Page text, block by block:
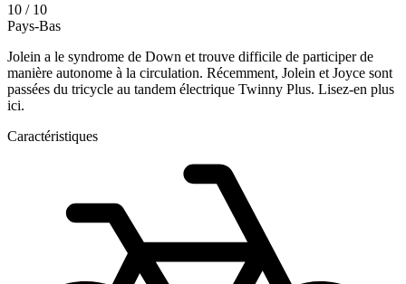
10 / 10
Pays-Bas
Jolein a le syndrome de Down et trouve difficile de participer de
manière autonome à la circulation. Récemment, Jolein et Joyce sont
passées du tricycle au tandem électrique Twinny Plus. Lisez-en plus
ici.
Caractéristiques